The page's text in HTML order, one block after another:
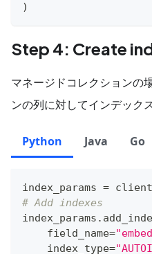
)
Step 4: Create
マネージドコレクションの
ンの列に対してインデック
Python Java Go
index_params = client
# Add indexes
index_params .
    field_name
=
    index_type
=